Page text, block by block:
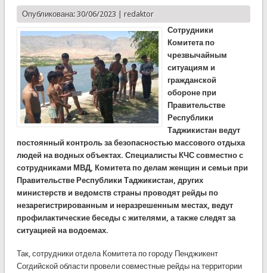
Опубликована: 30/06/2023 | redaktor
Сотрудники
Комитета по
чрезвычайным
ситуациям и
гражданской
обороне при
Правительстве
Республики
Таджикистан ведут
постоянный контроль за безопасностью массового отдыха
людей на водных объектах. Специалисты КЧС совместно с
сотрудниками МВД, Комитета по делам женщин и семьи при
Правительстве Республики Таджикистан, других
министерств и ведомств страны проводят рейды по
незарегистрированным и неразрешенным местах, ведут
профилактические беседы с жителями, а также следят за
ситуацией на водоемах.
Так, сотрудники отдела Комитета по городу Пенджикент
Согдийской области провели совместные рейды на территории